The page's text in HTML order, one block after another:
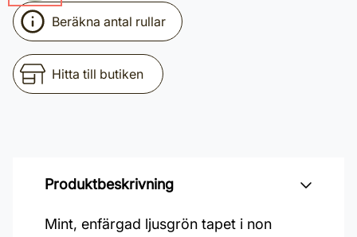
Beräkna antal rullar
Hitta till butiken
Produktbeskrivning
Mint, enfärgad ljusgrön tapet i non